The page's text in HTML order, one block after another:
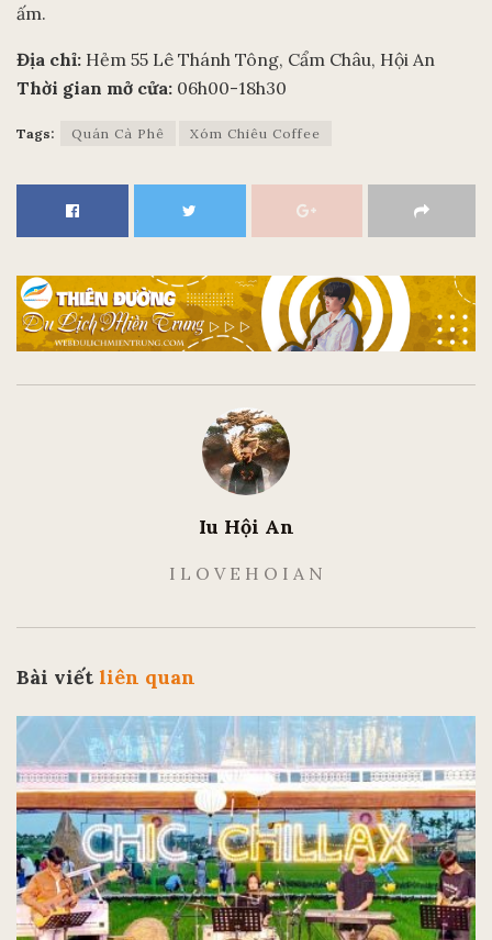
ấm.
Địa chỉ: Hẻm 55 Lê Thánh Tông, Cẩm Châu, Hội An
Thời gian mở cửa: 06h00-18h30
Tags: Quán Cà Phê Xóm Chiêu Coffee
Iu Hội An
I L O V E H O I A N
Bài viết liên quan